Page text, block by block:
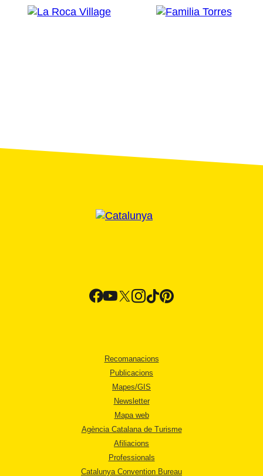
Recomanacions
Publicacions
Mapes/GIS
Newsletter
Mapa web
Agència Catalana de Turisme
Afiliacions
Professionals
Catalunya Convention Bureau